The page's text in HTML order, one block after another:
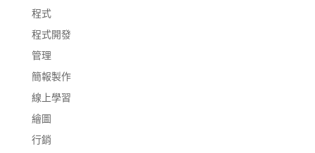
程式
程式開發
管理
簡報製作
線上學習
繪圖
行銷